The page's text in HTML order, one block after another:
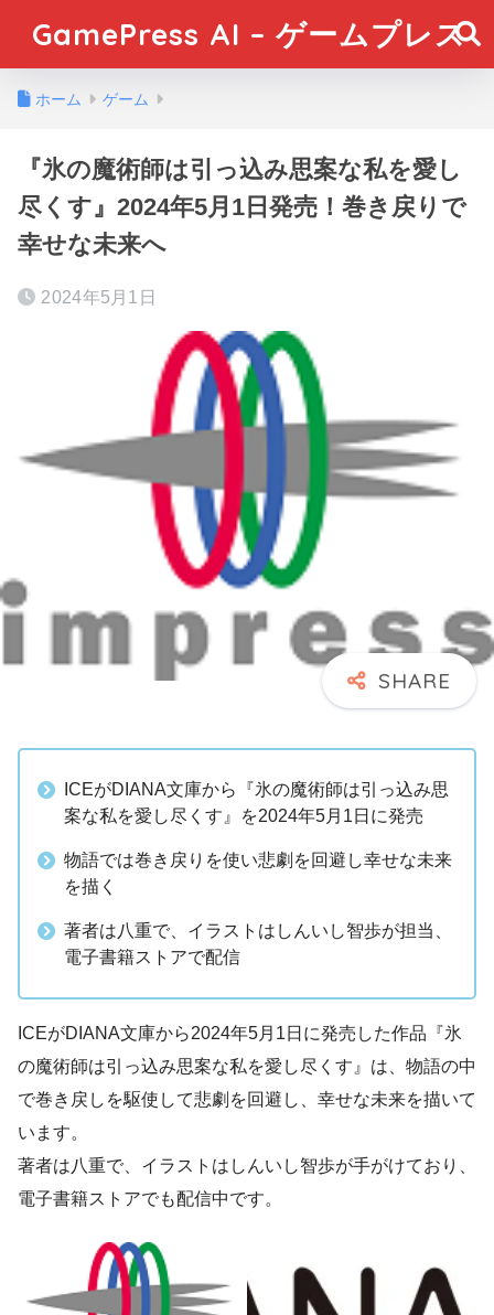
GamePress AI – ゲームプレス
ホーム ゲーム
『氷の魔術師は引っ込み思案な私を愛し
尽くす』2024年5月1日発売！巻き戻りで
幸せな未来へ
2024年5月1日
ICEがDIANA文庫から『氷の魔術師は引っ込み思
案な私を愛し尽くす』を2024年5月1日に発売
物語では巻き戻りを使い悲劇を回避し幸せな未来
を描く
著者は八重で、イラストはしんいし智歩が担当、
電子書籍ストアで配信
ICEがDIANA文庫から2024年5月1日に発売した作品『氷
の魔術師は引っ込み思案な私を愛し尽くす』は、物語の中
で巻き戻しを駆使して悲劇を回避し、幸せな未来を描いて
います。
著者は八重で、イラストはしんいし智歩が手がけており、
電子書籍ストアでも配信中です。